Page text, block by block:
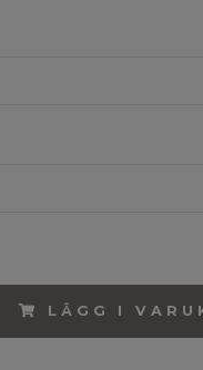
LÄGG I